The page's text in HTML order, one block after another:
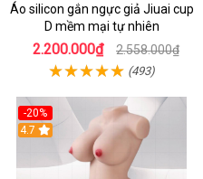
Áo silicon gắn ngực giả Jiuai cup
D mềm mại tự nhiên
2.200.000₫ 2.558.000₫
(493)
-20%
4.7